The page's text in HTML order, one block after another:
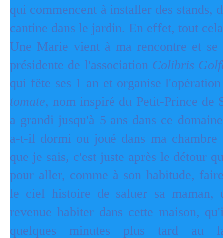
qui commencent à installer des stands,
cantine dans le jardin. En effet, tout
Une Marie vient à ma rencontre et se
présidente de l'association Colibris
qui fête ses 1 an et organise
tomate, nom inspiré du Petit-Prince de
a grandi jusqu'à 5 ans dans ce
a-t-il dormi ou joué dans ma chambre
que je sais, c'est juste après le détour
pour aller, comme à son habitude,
le ciel histoire de saluer sa maman,
revenue habiter dans cette maison,
quelques minutes plus tard au